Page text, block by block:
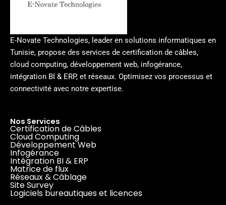
E-Novate Technologies, leader en solutions informatiques en
Tunisie, propose des services de certification de câbles,
cloud computing, développement web, infogérance,
intégration BI & ERP, et réseaux. Optimisez vos processus et
connectivité avec notre expertise.
Nos Services
Certification de Câbles
Cloud Computing
Développement Web
Infogérance
Intégration BI & ERP
Matrice de flux
Réseaux & Câblage
Site Survey
Logiciels bureautiques et licences